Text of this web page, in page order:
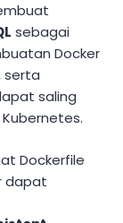
sebagai
Docker
serta
saling
Dockerfile
dapat